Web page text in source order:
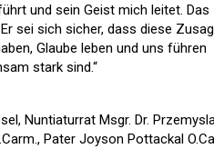
und sein Geist mich leitet. Das
sei sich sicher, dass diese
Glaube leben und uns führen
stark sind.“
Nuntiaturrat Msgr. Dr.
Pater Joyson Pottackal